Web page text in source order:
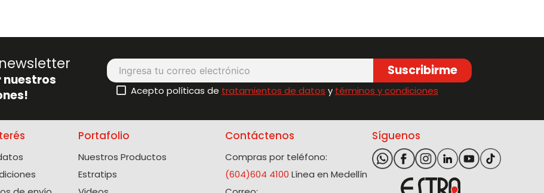
nuestros
Suscribirme
Acepto políticas de tratamientos de datos y términos y condiciones
Portafolio
Nuestros Productos
Estratips
Contáctenos
Compras por teléfono:
(604)604 4100 Línea en Medellín
Síguenos